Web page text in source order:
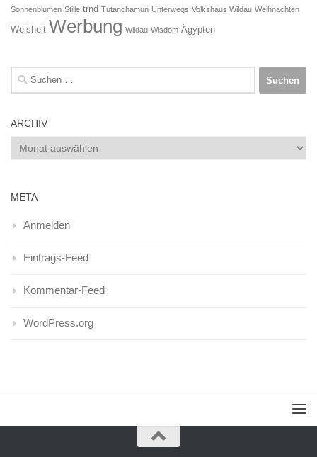
Sonnenblumen Stille trnd Tutanchamun Unterwegs Volkshaus Wildau Weihnachten
Weisheit Werbung Wildau Wisdom Ägypten
Suchen
nach:
ARCHIV
Archiv
META
Anmelden
Eintrags-Feed
Kommentar-Feed
WordPress.org